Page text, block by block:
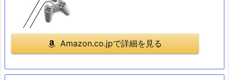
Amazon.co.jpで詳細を見る